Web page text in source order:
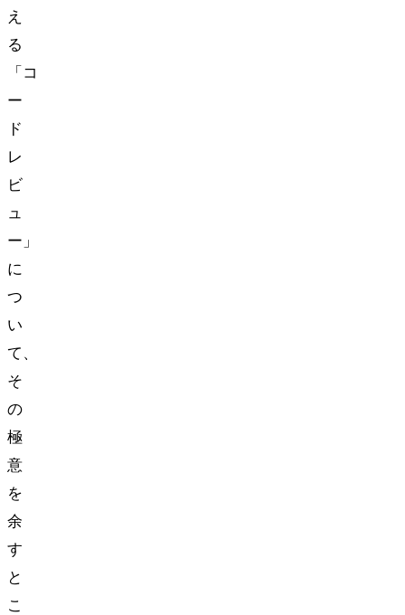
え
る
「コ
ー
ド
レ
ビ
ュ
ー」
に
つ
い
て、
そ
の
極
意
を
余
す
と
こ